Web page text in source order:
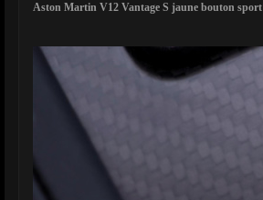
Aston Martin V12 Vantage S jaune bouton sport